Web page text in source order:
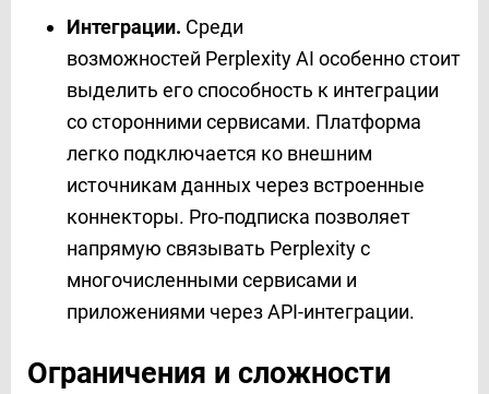
Интеграции. Среди
возможностей Perplexity AI особенно стоит
выделить его способность к интеграции
со сторонними сервисами. Платформа
легко подключается ко внешним
источникам данных через встроенные
коннекторы. Pro-подписка позволяет
напрямую связывать Perplexity с
многочисленными сервисами и
приложениями через API-интеграции.
Ограничения и сложности